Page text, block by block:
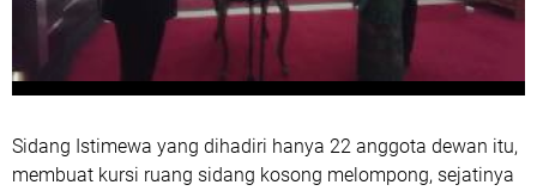
Sidang Istimewa yang dihadiri hanya 22 anggota dewan itu,
membuat kursi ruang sidang kosong melompong, sejatinya